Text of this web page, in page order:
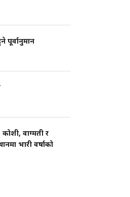
पूर्वानुमान
वाग्मती र
भारी वर्षाको